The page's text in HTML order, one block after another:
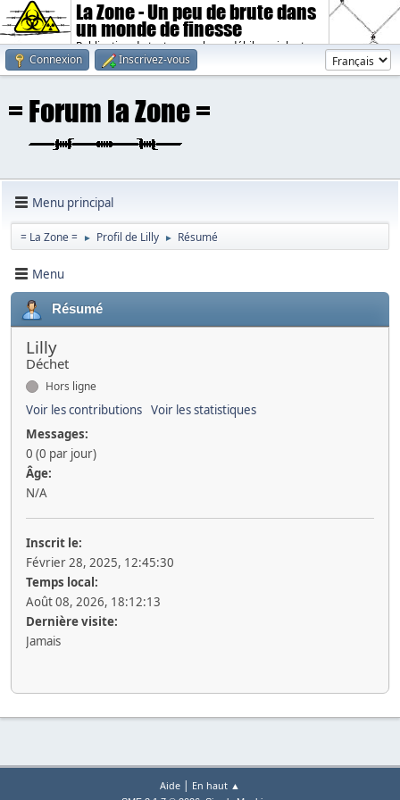
La Zone - Un peu de brute dans
un monde de finesse
Publication de textes sombres, débiles, violents.
Connexion
Inscrivez-vous
Menu principal
= La Zone = ► Profil de Lilly ► Résumé
Menu
Résumé
Lilly
Déchet
Hors ligne
Voir les contributions Voir les statistiques
Messages:
0 (0 par jour)
Âge:
N/A
Inscrit le:
Février 28, 2025, 12:45:30
Temps local:
Août 08, 2026, 18:12:13
Dernière visite:
Jamais
Aide | En haut ▲